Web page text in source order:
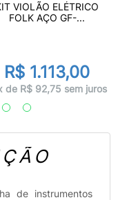
VIOLÃO ELÉTRICO
FOLK AÇO GF-...
R$ 1.113,00
de R$ 92,75 sem juros
de instrumentos